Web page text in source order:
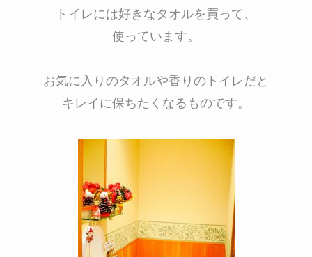
トイレには好きなタオルを買って、
使っています。
お気に入りのタオルや香りのトイレだと
キレイに保ちたくなるものです。